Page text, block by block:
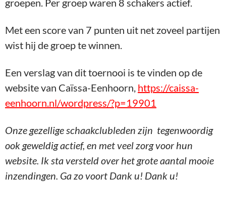
groepen. Per groep waren 8 schakers actief.
Met een score van 7 punten uit net zoveel partijen
wist hij de groep te winnen.
Een verslag van dit toernooi is te vinden op de
website van Caïssa-Eenhoorn, https://caissa-
eenhoorn.nl/wordpress/?p=19901
Onze gezellige schaakclubleden zijn tegenwoordig
ook geweldig actief, en met veel zorg voor hun
website. Ik sta versteld over het grote aantal mooie
inzendingen. Ga zo voort Dank u! Dank u!